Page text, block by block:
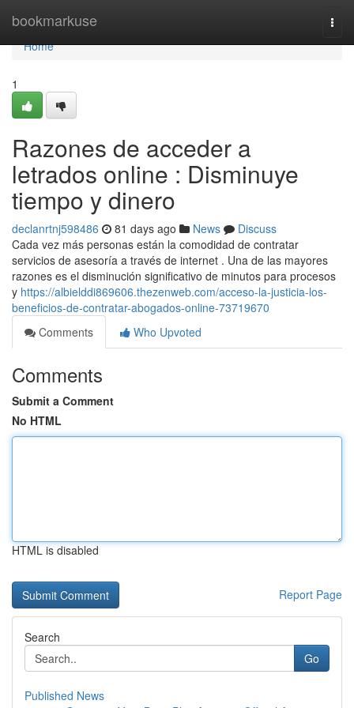
bookmarkuse
Home
Home
1
Razones de acceder a
letrados online : Disminuye
tiempo y dinero
declanrtnj598486 81 days ago News
Discuss
Cada vez más personas están la comodidad de contratar
servicios de asesoría a través de internet . Una de las mayores
razones es el disminución significativo de minutos para procesos
y https://albielddi869606.thezenweb.com/acceso-la-justicia-los-
beneficios-de-contratar-abogados-online-73719670
Comments
Who Upvoted
Comments
Submit a Comment
No HTML
HTML is disabled
Report Page
Search
Go
Published News